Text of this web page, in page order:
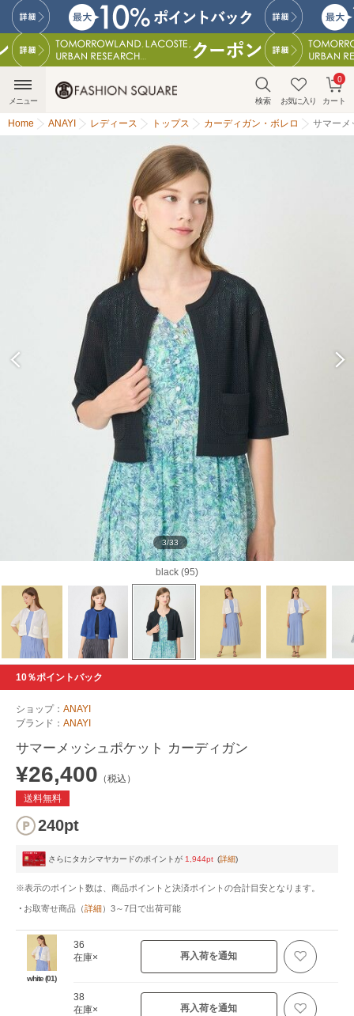
検索 お気に入り カート
0
メニュー
Home ANAYI レディース トップス カーディガン・ボレロ サマーメ
black (95)
3/33
10％ポイントバック
ショップ： ANAYI
ブランド： ANAYI
サマーメッシュポケット カーディガン
¥26,400 （税込）
送料無料
240pt
さらにタカシマヤカードのポイントが 1,944pt (詳細)
※表示のポイント数は、商品ポイントと決済ポイントの合計目安となります。
お取寄せ商品 （詳細） 3～7日で出荷可能
white (01)
36
在庫×
再入荷を通知
38
在庫×
再入荷を通知